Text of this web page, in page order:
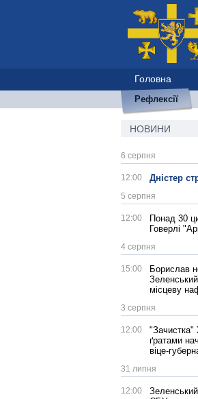
Головна
Рефлексії
НОВИНИ
6 серпня
12:00 Дністер
5 серпня
12:00
Понад 30
Говерлі
4 серпня
15:00
Борислав
місцеву
3 серпня
12:00
"Зачистка"
ґратами
віце-
31 липня
12:00